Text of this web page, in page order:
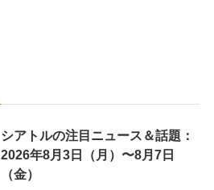
シアトルの注目ニュース＆話題：
2026年8月3日（月）〜8月7日
（金）